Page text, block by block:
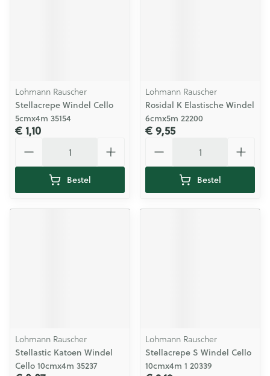
Lohmann Rauscher
Stellacrepe Windel Cello
5cmx4m 35154
€ 1,10
Bestel
Lohmann Rauscher
Rosidal K Elastische Windel
6cmx5m 22200
€ 9,55
Bestel
Lohmann Rauscher
Stellastic Katoen Windel
Cello 10cmx4m 35237
Lohmann Rauscher
Stellacrepe S Windel Cello
10cmx4m 1 20339